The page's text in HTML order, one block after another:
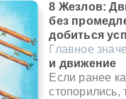
8 Жезлов:
без
добиться
Главное
и движение
Если ранее
стопорились,